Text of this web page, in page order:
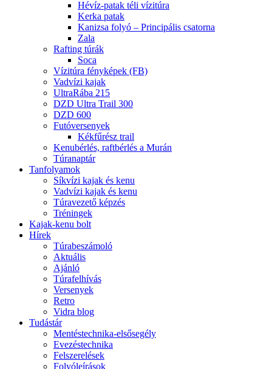
Hévíz-patak téli vízitúra
Kerka patak
Kanizsa folyó – Principális csatorna
Zala
Rafting túrák
Soca
Vízitúra fényképek (FB)
Vadvízi kajak
UltraRába 215
DZD Ultra Trail 300
DZD 600
Futóversenyek
Kékfűrész trail
Kenubérlés, raftbérlés a Murán
Túranaptár
Tanfolyamok
Síkvízi kajak és kenu
Vadvízi kajak és kenu
Túravezető képzés
Tréningek
Kajak-kenu bolt
Hírek
Túrabeszámoló
Aktuális
Ajánló
Túrafelhívás
Versenyek
Retro
Vidra blog
Tudástár
Mentéstechnika-elsősegély
Evezéstechnika
Felszerelések
Folyóleírások